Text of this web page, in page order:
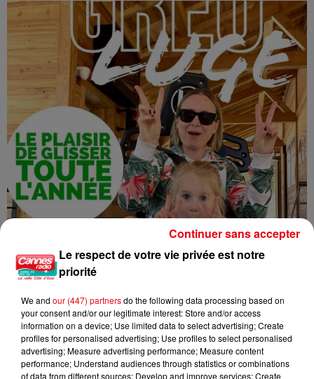
GAGNEZ DES ENTREES POUR "GREO'LUGE" A GREOLIERES
Le respect de votre vie privée est notre
priorité
We and our (447) partnersdo the following data processing based on
your consent and/or our legitimate interest: Store and/or access
information on a device; Use limited data to select advertising; Create
profiles for personalised advertising; Use profiles to select personalised
advertising; Measure advertising performance; Measure content
performance; Understand audiences through statistics or combinations
of data from different sources; Develop and improve services; Create
Continuer sans accepter